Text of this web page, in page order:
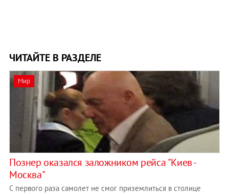
ЧИТАЙТЕ В РАЗДЕЛЕ
Мир
Познер оказался заложником рейса "Киев -
Москва"
С первого раза самолет не смог приземлиться в столице